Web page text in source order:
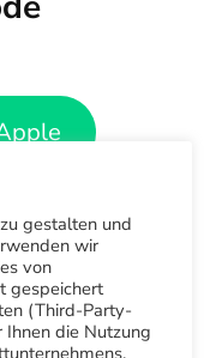
App-
gestalten und
wir
von
gespeichert
(Third-Party-
Ihnen die Nutzung